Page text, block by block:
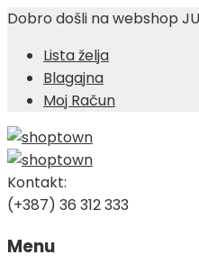
Dobro došli na webshop
Lista želja
Blagajna
Moj Račun
Kontakt:
(+387) 36 312 333
Menu